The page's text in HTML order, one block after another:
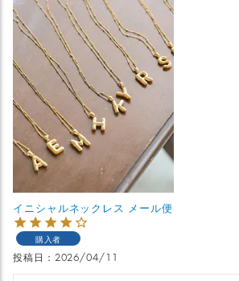
イニシャルネックレス メール便
購入者
投稿日 2026/04/11